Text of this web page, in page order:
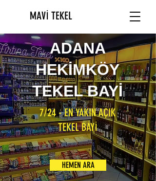
MAVİ TEKEL
ADANA
HEKİMKÖY
TEKEL BAYİ
7/24 - EN YAKIN AÇIK
TEKEL BAYİ
HEMEN ARA